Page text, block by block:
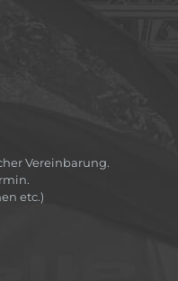
Vereinbarung.
etc.)